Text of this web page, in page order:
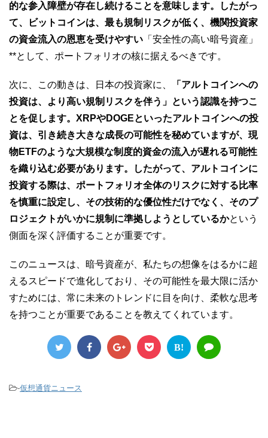
的な参入障壁が存在し続けることを意味します。したがっ
て、ビットコインは、最も規制リスクが低く、機関投資家
の資金流入の恩恵を受けやすい 「安全性の高い暗号資産」
**として、ポートフォリオの核に据えるべきです。
次に、この動きは、日本の投資家に、
「アルトコインへの
投資は、より高い規制リスクを伴う」という認識を持つこ
とを促します。XRPやDOGEといったアルトコインへの投
資は、引き続き大きな成長の可能性を秘めていますが、現
物ETFのような大規模な制度的資金の流入が遅れる可能性
を織り込む必要があります。したがって、アルトコインに
投資する際は、ポートフォリオ全体のリスクに対する比率
を慎重に設定し、その技術的な優位性だけでなく、そのプ
ロジェクトがいかに規制に準拠しようとしているかという
側面を深く評価することが重要です。
このニュースは、暗号資産が、私たちの想像をはるかに超
えるスピードで進化しており、その可能性を最大限に活か
すためには、常に未来のトレンドに目を向け、柔軟な思考
を持つことが重要であることを教えてくれています。
B!
-仮想通貨ニュース